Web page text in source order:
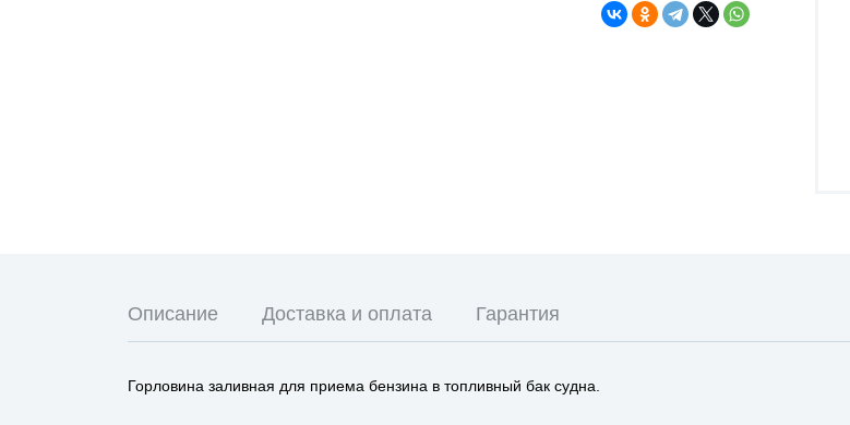
Описание Доставка и оплата Гарантия
Горловина заливная для приема бензина в топливный бак судна.